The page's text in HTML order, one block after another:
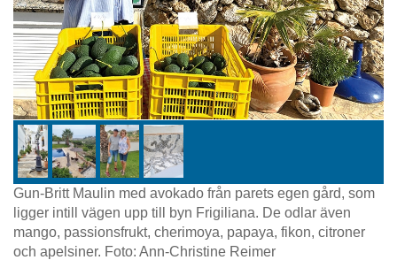
Gun-Britt Maulin med avokado från parets egen gård, som
ligger intill vägen upp till byn Frigiliana. De odlar även
mango, passionsfrukt, cherimoya, papaya, fikon, citroner
och apelsiner. Foto: Ann-Christine Reimer